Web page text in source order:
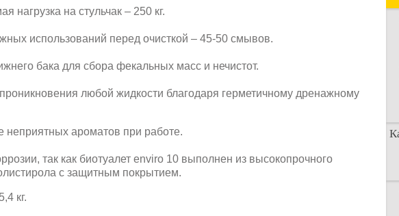
нагрузка на стульчак – 250 кг.
использований перед очисткой – 45-50 смывов.
бака для сбора фекальных масс и нечистот.
любой жидкости благодаря герметичному дренажному
неприятных ароматов при работе.
так как биотуалет enviro 10 выполнен из высокопрочного
с защитным покрытием.
кг.